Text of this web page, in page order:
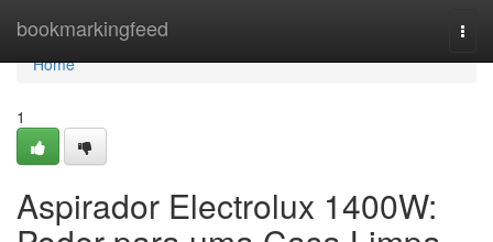
bookmarkingfeed
Home
Home
1
Aspirador Electrolux 1400W: